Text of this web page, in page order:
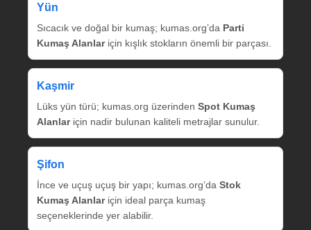
Yün
Sıcacık ve doğal bir kumaş; kumas.org’da Parti
Kumaş Alanlariçin kışlık stokların önemli bir parçası.
Kaşmir
Lüks yün türü; kumas.org üzerinden Spot Kumaş
Alanlariçin nadir bulunan kaliteli metrajlar sunulur.
Şifon
İnce ve uçuş uçuş bir yapı; kumas.org’da Stok
Kumaş Alanlariçin ideal parça kumaş
seçeneklerinde yer alabilir.